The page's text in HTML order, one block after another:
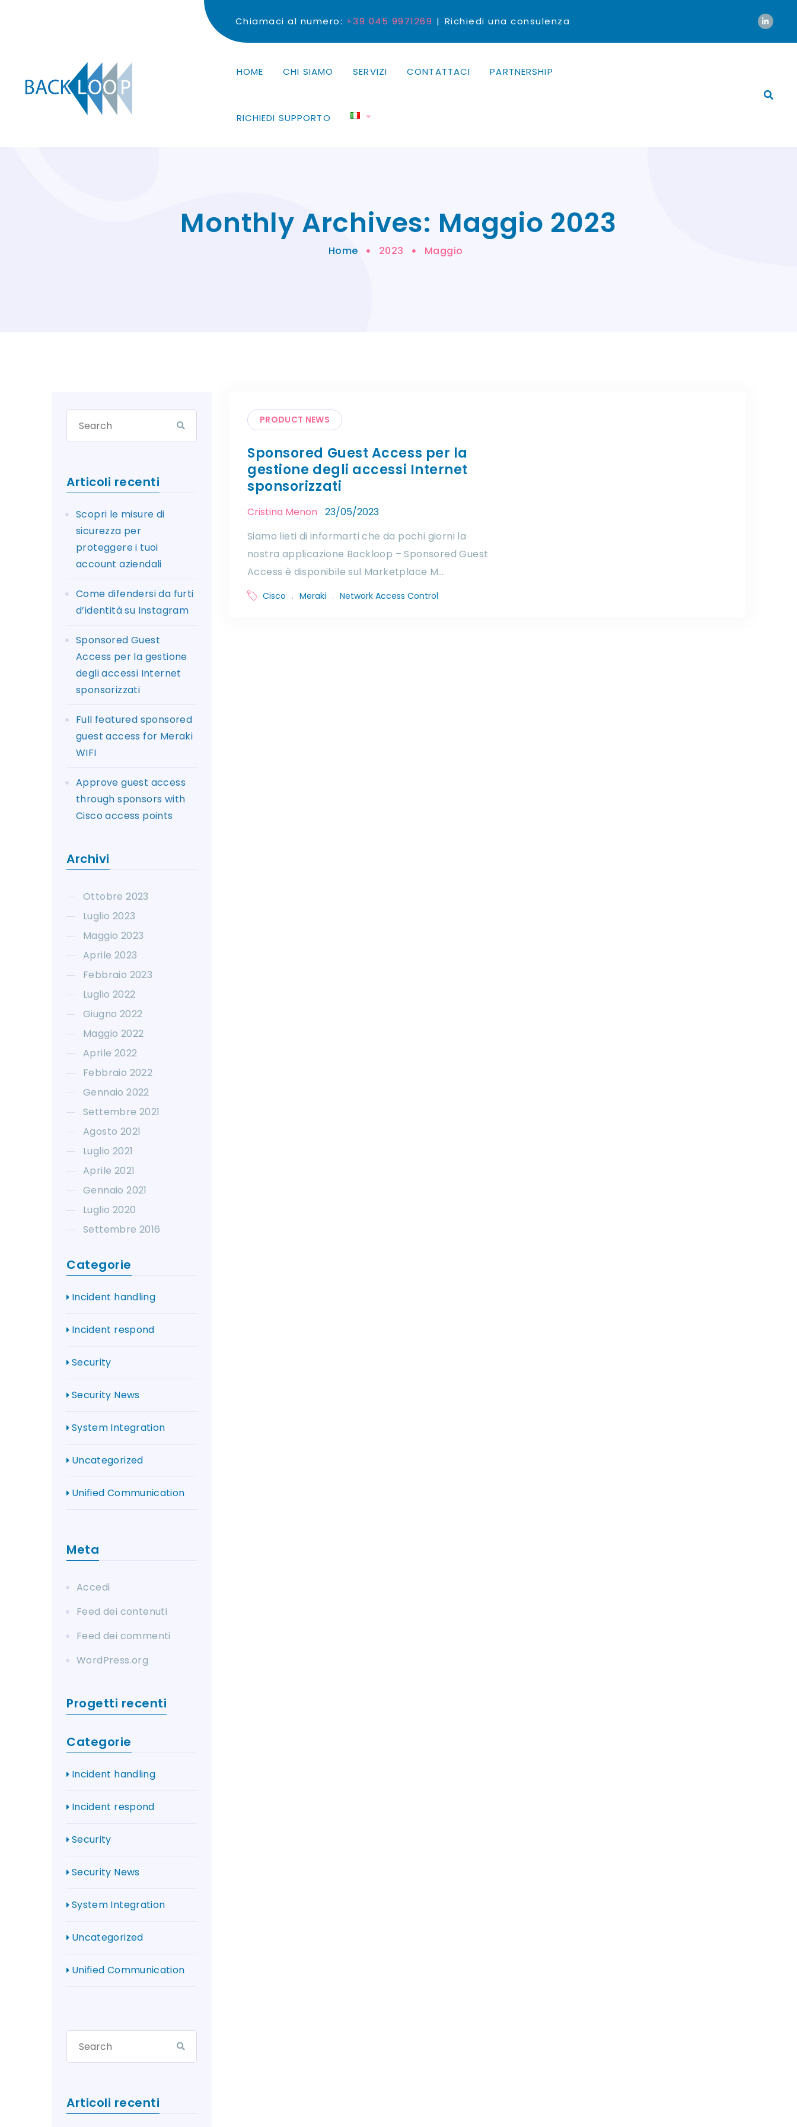
Chiamaci al numero: +39 045 9971269 Richiedi una consulenza
HOME CHI SIAMO SERVIZI CONTATTACI PARTNERSHIP
RICHIEDI SUPPORTO
Monthly Archives: Maggio 2023
Home 2023 Maggio
Articoli recenti
Scopri le misure di
sicurezza per
proteggere i tuoi
account aziendali
Come difendersi da furti
d’identità su Instagram
Sponsored Guest
Access per la gestione
degli accessi Internet
sponsorizzati
Full featured sponsored
guest access for Meraki
WIFI
Approve guest access
through sponsors with
Cisco access points
Archivi
Ottobre 2023
Luglio 2023
Maggio 2023
Aprile 2023
Febbraio 2023
Luglio 2022
Giugno 2022
Maggio 2022
Aprile 2022
Febbraio 2022
Gennaio 2022
Settembre 2021
Agosto 2021
Luglio 2021
Aprile 2021
Gennaio 2021
Luglio 2020
Settembre 2016
Categorie
Incident handling
Incident respond
Security
Security News
System Integration
Uncategorized
Unified Communication
Meta
Accedi
Feed dei contenuti
Feed dei commenti
WordPress.org
Progetti recenti
Categorie
Incident handling
Incident respond
Security
Security News
System Integration
Uncategorized
Unified Communication
Articoli recenti
PRODUCT NEWS
Sponsored Guest Access per la
gestione degli accessi Internet
sponsorizzati
Cristina Menon
23/05/2023
Siamo lieti di informarti che da pochi giorni la
nostra applicazione Backloop – Sponsored Guest
Access è disponibile sul Marketplace M…
Cisco . Meraki . Network Access Control